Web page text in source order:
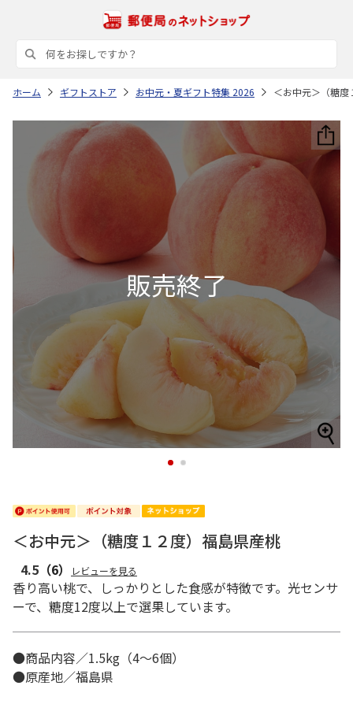
ホーム ギフトストア お中元・夏ギフト特集 2026 ＜お中元＞（糖
1 2
＜お中元＞（糖度１２度）福島県産桃
4.5 （6） レビューを見る
香り高い桃で、しっかりとした食感が特徴です。光センサ
ーで、糖度12度以上で選果しています。
●商品内容／1.5kg（4～6個）
●原産地／福島県